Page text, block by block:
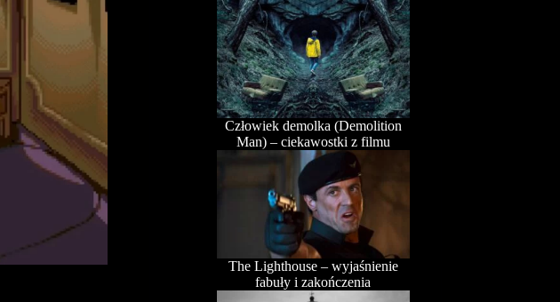
Człowiek demolka (Demolition
Man) – ciekawostki z filmu
The Lighthouse – wyjaśnienie
fabuły i zakończenia